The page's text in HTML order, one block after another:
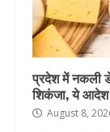
प्रदेश में नकली
शिकंजा, ये आदेश
August 8,